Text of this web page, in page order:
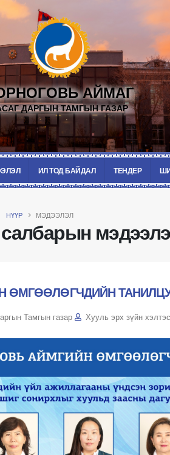
АЙМАГ
ДАРГЫН ТАМГЫН ГАЗАР
ИЛ ТОД БАЙДАЛ ТЕНДЕР
НҮҮР МЭДЭЭЛЭЛ
ӨМГӨӨЛӨГЧДИЙН
Тамгын газар Хууль эрх зүйн хэлтэс